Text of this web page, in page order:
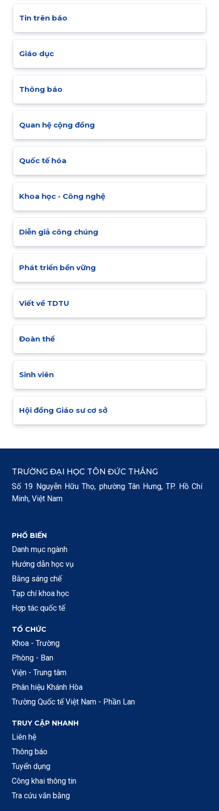
Tin trên báo
Giáo dục
Thông báo
Quan hệ cộng đồng
Quốc tế hóa
Khoa học - Công nghệ
Diễn giả công chúng
Phát triển bền vững
Viết về TDTU
Đoàn thể
Sinh viên
Hội đồng Giáo sư cơ sở
TRƯỜNG ĐẠI HỌC TÔN ĐỨC THẮNG
Số 19 Nguyễn Hữu Thọ, phường Tân Hưng, TP. Hồ Chí
Minh, Việt Nam
PHỔ BIẾN
Danh mục ngành
Hướng dẫn học vụ
Bằng sáng chế
Tạp chí khoa học
Hợp tác quốc tế
TỔ CHỨC
Khoa - Trường
Phòng - Ban
Viện - Trung tâm
Phân hiệu Khánh Hòa
Trường Quốc tế Việt Nam - Phần Lan
TRUY CẬP NHANH
Liên hệ
Thông báo
Tuyển dụng
Công khai thông tin
Tra cứu văn bằng